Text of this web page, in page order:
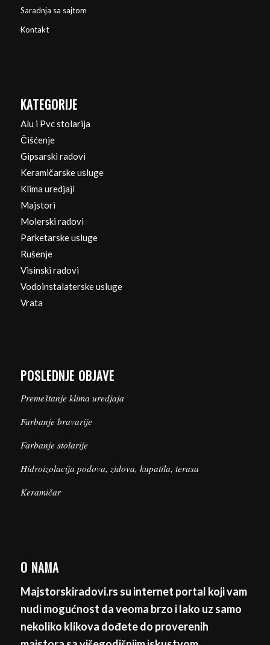
Saradnja sa sajtom
Kontakt
KATEGORIJE
Alu i Pvc stolarija
Čišćenje
Gipsarski radovi
Keramičarske usluge
Klima uredjaji
Majstori
Molerski radovi
Parketarske usluge
Rušenje
Visinski radovi
Vodoinstalaterske usluge
Vrata
POSLEDNJE OBJAVE
Premeštanje klima uredjaja
Farbanje bravarije
Farbanje stolarije
Hidroizolacija podova, zidova, kupatila, terasa
Keramičar
O NAMA
Majstorskiradovi.rs su internet portal koji vam
nudi mogućnost da veoma brzo i lako uz samo
nekoliko klikova dođete do proverenih